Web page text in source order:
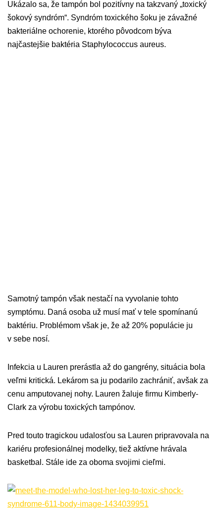
Ukázalo sa, že tampón bol pozitívny na takzvaný „toxický
šokový syndróm“. Syndróm toxického šoku je závažné
bakteriálne ochorenie, ktorého pôvodcom býva
najčastejšie baktéria Staphylococcus aureus.
Samotný tampón však nestačí na vyvolanie tohto
symptómu. Daná osoba už musí mať v tele spomínanú
baktériu. Problémom však je, že až 20% populácie ju
v sebe nosí.
Infekcia u Lauren prerástla až do gangrény, situácia bola
veľmi kritická. Lekárom sa ju podarilo zachrániť, avšak za
cenu amputovanej nohy. Lauren žaluje firmu Kimberly-
Clark za výrobu toxických tampónov.
Pred touto tragickou udalosťou sa Lauren pripravovala na
kariéru profesionálnej modelky, tiež aktívne hrávala
basketbal. Stále ide za oboma svojimi cieľmi.